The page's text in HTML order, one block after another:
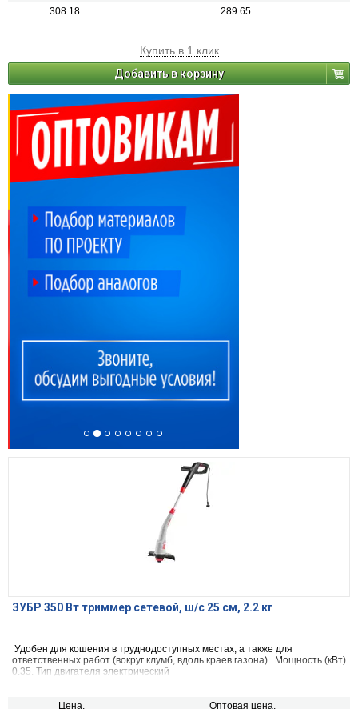
308.18 289.65
Купить в 1 клик
Добавить в корзину
ЗУБР 350 Вт триммер сетевой, ш/с 25 см, 2.2 кг
Удобен для кошения в труднодоступных местах, а также для
ответственных работ (вокруг клумб, вдоль краев газона). Мощность (кВт)
0.35. Тип двигателя электрический
Цена, Оптовая цена,